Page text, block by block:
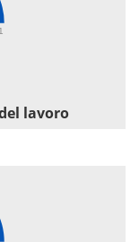
lavoro